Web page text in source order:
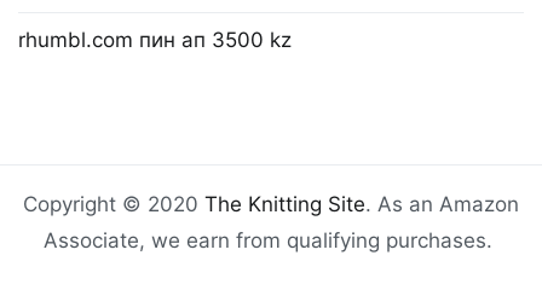
rhumbl.com пин ап 3500 kz
Copyright © 2020 The Knitting Site. As an Amazon
Associate, we earn from qualifying purchases.